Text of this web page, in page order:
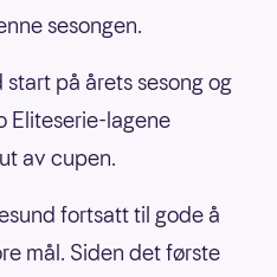
sesongen.
på årets sesong og
Eliteserie-lagene
av cupen.
fortsatt til gode å
mål. Siden det første